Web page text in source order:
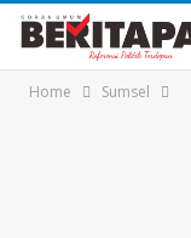
Home Sumsel